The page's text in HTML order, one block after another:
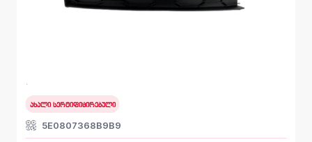
5E 2017 – 2019
ახალი სერტიფიცირებული
5E0807368B9B9